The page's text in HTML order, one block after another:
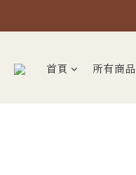
首頁 所有商品